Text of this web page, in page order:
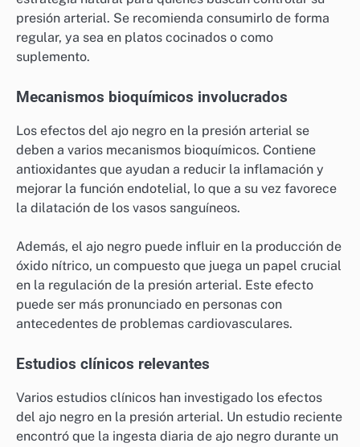
presión arterial. Se recomienda consumirlo de forma
regular, ya sea en platos cocinados o como
suplemento.
Mecanismos bioquímicos involucrados
Los efectos del ajo negro en la presión arterial se
deben a varios mecanismos bioquímicos. Contiene
antioxidantes que ayudan a reducir la inflamación y
mejorar la función endotelial, lo que a su vez favorece
la dilatación de los vasos sanguíneos.
Además, el ajo negro puede influir en la producción de
óxido nítrico, un compuesto que juega un papel crucial
en la regulación de la presión arterial. Este efecto
puede ser más pronunciado en personas con
antecedentes de problemas cardiovasculares.
Estudios clínicos relevantes
Varios estudios clínicos han investigado los efectos
del ajo negro en la presión arterial. Un estudio reciente
encontró que la ingesta diaria de ajo negro durante un